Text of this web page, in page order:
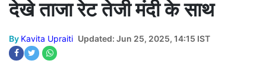
देखे ताजा रेट तेजी मंदी के साथ
By Kavita Upraiti Updated: Jun 25, 2025, 14:15 IST